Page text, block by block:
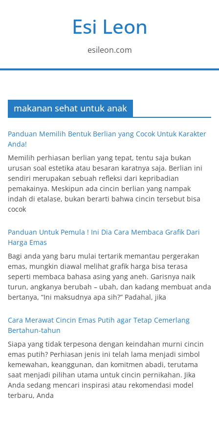
Esi Leon
esileon.com
makanan sehat untuk anak
Panduan Memilih Bentuk Berlian yang Cocok Untuk Karakter
Anda!
Memilih perhiasan berlian yang tepat, tentu saja bukan
urusan soal estetika atau besaran karatnya saja. Berlian ini
sendiri merupakan sebuah refleksi dari kepribadian
pemakainya. Meskipun ada cincin berlian yang nampak
indah di etalase, bukan berarti bahwa cincin tersebut bisa
cocok
Panduan Untuk Pemula ! Ini Dia Cara Membaca Grafik Dari
Harga Emas
Bagi anda yang baru mulai tertarik memantau pergerakan
emas, mungkin diawal melihat grafik harga bisa terasa
seperti membaca bahasa asing yang aneh. Garisnya naik
turun, angkanya berubah – ubah, dan kadang membuat anda
bertanya, “Ini maksudnya apa sih?” Padahal, jika
Cara Merawat Cincin Emas Putih agar Tetap Cemerlang
Bertahun-tahun
Siapa yang tidak terpesona dengan keindahan murni cincin
emas putih? Perhiasan jenis ini telah lama menjadi simbol
kemewahan, keanggunan, dan komitmen abadi, terutama
saat menjadi pilihan utama untuk cincin pernikahan. Jika
Anda sedang mencari inspirasi atau rekomendasi model
terbaru, Anda